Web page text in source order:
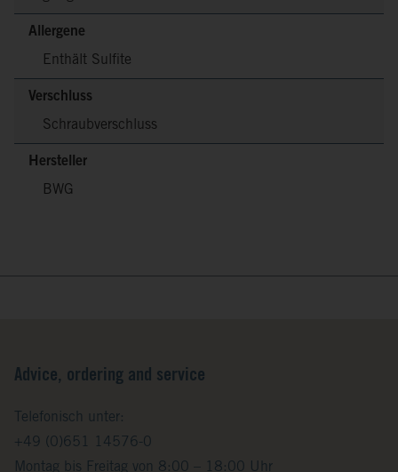
Allergene
Enthält Sulfite
Verschluss
Schraubverschluss
Hersteller
BWG
Advice, ordering and service
Telefonisch unter:
+49 (0)651 14576-0
Montag bis Freitag von 8:00 – 18:00 Uhr